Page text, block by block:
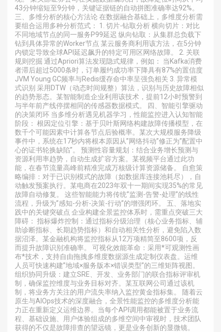
43分钟缩短至9分钟，关键证据链的自动拼图准确率达92%。
三、多维分析的核心方法论 在数据融合基础上，多维度分析需
要组合运用多种分析范式： 1. 切片-钻取分析 横向切片：对比
不同地域节点的同一服务P99延迟 纵向钻取：从集群总负载下
钻到具体异常的Worker节点 某云服务商利用该方法，在5分钟
内锁定导致全球API延迟飙升的特定可用区网络故障。 2. 关联
规则挖掘 通过Apriori算法发现隐式规律，例如： 当Kafka消费
者滞后超过5000条时，订单履约成功率下降具有87%的置信度
JVM Young GC频率与Redis缓存命中率呈强负相关 3. 异常模
式识别 采用DTW（动态时间规整）算法，识别与历史故障相似
的趋势形态。某智能制造企业利用该技术，提前12小时预警到
与半年前产线停摆相同的传感器数据模式。 四、智能引擎驱动
的决策闭环 当多维分析遇见机器学习，性能监控进入认知智能
阶段： 根因定位引擎：基于贝叶斯网络构建故障传播模型，在
数千个可能因素中计算各节点后验概率。某次大规模服务降级
事件中，系统在17秒内将根本原因从”网络抖动”修正为”配置中
心的证书轮换缺陷”。 预测性容量规划：结合业务增长预测与
资源利用率趋势，自动生成扩容方案。某视频平台通过此功
能，在春节流量高峰前精准完成万核级计算资源储备。 自愈策
略编排：对于已识别模式的故障（如数据库连接池耗尽），自
动触发预案执行。某电商在2023年双十一期间实现35%的常见
故障自动修复。 这些智能能力将传统”监测-告警-处理”的线性
流程，升级为”感知-分析-决策-行动”的增强闭环。 五、落地实
践中的关键突破点 企业构建全景监控体系时，需重点突破三大
障碍： 指标爆炸控制：通过指标分级治理（核心业务指标、辅
助诊断指标、长期趋势指标）和自动相关性分析，避免陷入数
据沼泽。某金融机构将监控指标从12万项精简至8600项，反
而提升故障识别准确率。 可视化效能革命：采用*可观测性画
布*技术，支持自由拖拽多维度数据源生成定制仪表盘。运维
人员可快速构建”地域×服务版本×错误类型”的三维矩阵视图。
组织协同升级：建立SRE、开发、业务部门的联合指标评审机
制，确保监控维度与业务目标对齐。某互联网公司通过该机
制，将业务方关注的用户流失率纳入监控黄金指标集。 随着云
原生与AIOps技术的深度融合，全景性能监控的多维度分析能
力正在重新定义运维边界。当每个API调用都能被置于业务流
程、基础设施、用户体验组成的多维空间中审视时，技术团队
获得的不仅是故障排查的望远镜，更是业务创新的显微镜。